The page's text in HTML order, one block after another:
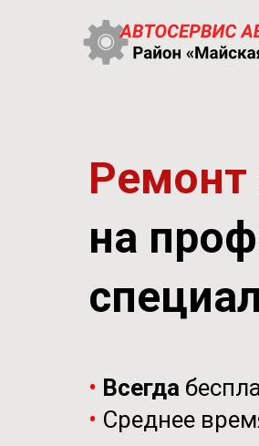
Ремонт
на
• Всегда
• Среднее